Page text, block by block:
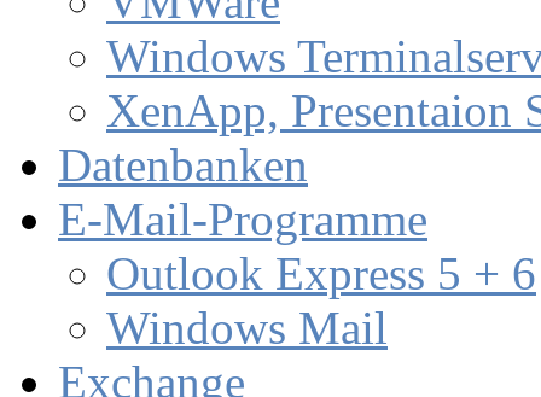
Windows
XenApp, Presentaion
Datenbanken
E-Mail-Programme
Outlook Express 5 + 6
Windows Mail
Exchange